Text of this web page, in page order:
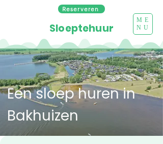
Reserveren
ME
NU
Sloeptehuur
Een sloep huren in
Bakhuizen